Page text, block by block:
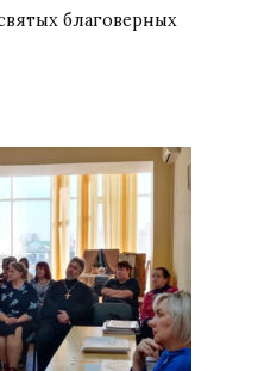
благоверных